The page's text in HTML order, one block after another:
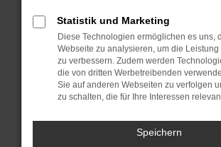
Starte dein Gerät neu.
Das kann manchmal helfen,
vorübergehende Probleme zu
Stelle sicher, dass dein
Betriebssystem auf dem
sind.
Veraltete Software birgt nicht
Statistik und Marketing
Diese Technologien ermöglichen es uns,
Webseite zu analysieren, um die Leistung
zu verbessern. Zudem werden
die von dritten Werbetreibenden
Sie auf anderen Webseiten zu verfolgen
zu schalten, die für Ihre Interessen
Speichern